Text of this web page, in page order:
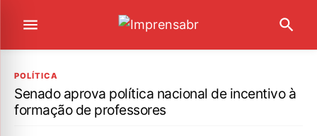
POLÍTICA
Senado aprova política nacional de incentivo à
formação de professores